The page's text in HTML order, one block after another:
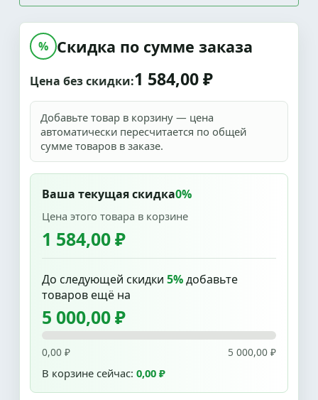
% Скидка по сумме заказа
Цена без скидки:1 584,00 ₽
Добавьте товар в корзину — цена
автоматически пересчитается по общей
сумме товаров в заказе.
Ваша текущая скидка0%
Цена этого товара в корзине
1 584,00 ₽
До следующей скидки 5%добавьте
товаров ещё на
5 000,00 ₽
0,00 ₽ 5 000,00 ₽
В корзине сейчас: 0,00 ₽